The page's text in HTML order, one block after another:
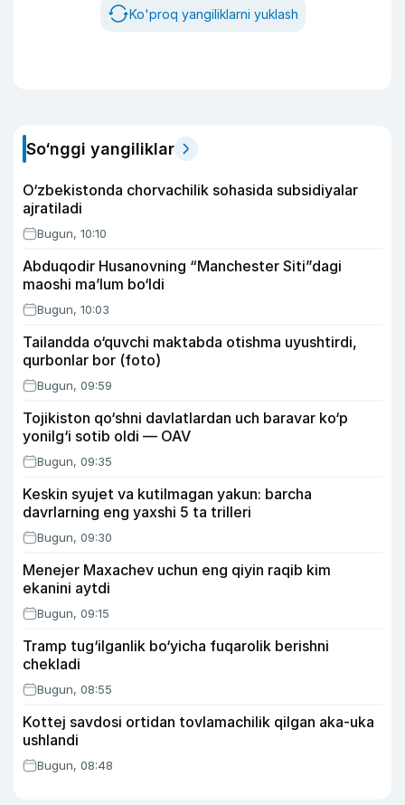
Ko'proq yangiliklarni yuklash
So‘nggi yangiliklar
O‘zbekistonda chorvachilik sohasida subsidiyalar
ajratiladi
Bugun, 10:10
Abduqodir Husanovning “Manchester Siti”dagi
maoshi ma’lum bo‘ldi
Bugun, 10:03
Tailandda o‘quvchi maktabda otishma uyushtirdi,
qurbonlar bor (foto)
Bugun, 09:59
Tojikiston qo‘shni davlatlardan uch baravar ko‘p
yonilg‘i sotib oldi — OAV
Bugun, 09:35
Keskin syujet va kutilmagan yakun: barcha
davrlarning eng yaxshi 5 ta trilleri
Bugun, 09:30
Menejer Maxachev uchun eng qiyin raqib kim
ekanini aytdi
Bugun, 09:15
Tramp tug‘ilganlik bo‘yicha fuqarolik berishni
chekladi
Bugun, 08:55
Kottej savdosi ortidan tovlamachilik qilgan aka-uka
ushlandi
Bugun, 08:48